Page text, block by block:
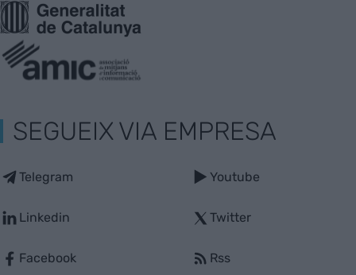
SEGUEIX VIA EMPRESA
Telegram
Linkedin
Facebook
Youtube
Twitter
Rss